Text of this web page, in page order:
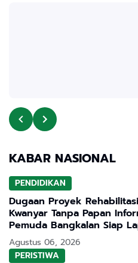
KABAR NASIONAL
PENDIDIKAN
Dugaan Proyek
Kwanyar Tanpa Papan
Pemuda Bangkalan Siap
Agustus 06, 2026
PERISTIWA